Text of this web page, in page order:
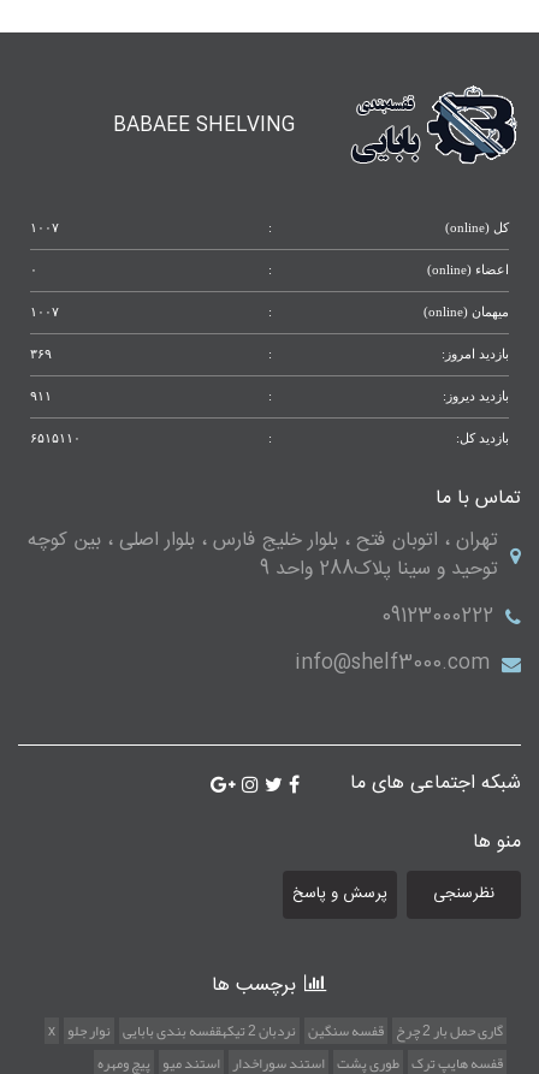
BABAEE SHELVING
کل (online) : ۱۰۰۷
اعضاء (online) : ۰
میهمان (online) : ۱۰۰۷
بازدید امروز: : ۳۶۹
بازدید دیروز: : ۹۱۱
بازدید کل: : ۶۵۱۵۱۱۰
تماس با ما
تهران ، اتوبان فتح ، بلوار خلیج فارس ، بلوار اصلی ، بین کوچه
توحید و سینا پلاک288 واحد 9
09123000222
info@shelf3000.com
شبکه اجتماعی های ما
منو ها
نظرسنجی پرسش و پاسخ
برچسب ها
گاری حمل بار 2 چرخ قفسه سنگین نردبان 2 تیکهقفسه بندی بابایی نوار جلو x
قفسه هایپ ترک طوری پشت استند سوراخدار استند میو پیچ ومهره